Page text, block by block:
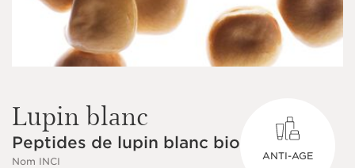
Lupin blanc
Peptides de lupin blanc bio
Nom INCI ANTI-AGE